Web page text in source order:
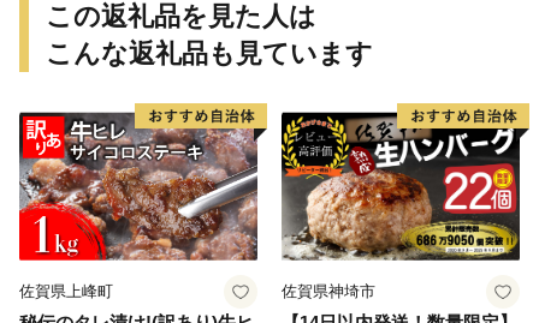
この返礼品を見た人は
こんな返礼品も見ています
佐賀県上峰町 佐賀県神埼市